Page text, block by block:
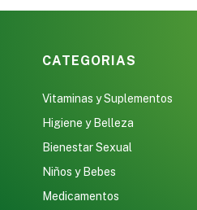
CATEGORIAS
Vitaminas y Suplementos
Higiene y Belleza
Bienestar Sexual
Niños y Bebes
Medicamentos